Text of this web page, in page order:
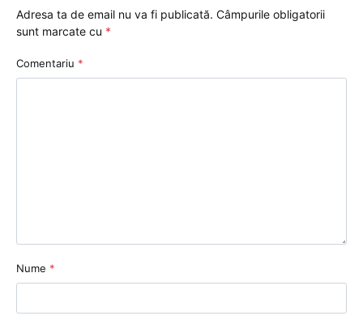
Adresa ta de email nu va fi publicată. Câmpurile obligatorii
sunt marcate cu *
Comentariu *
Nume *